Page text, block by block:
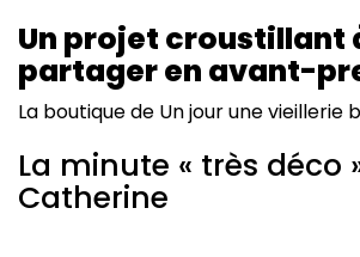
Un projet croustillant
partager en avant-
La boutique de Un jour une vieillerie
La minute « très déco
Catherine